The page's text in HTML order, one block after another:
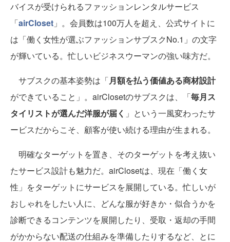
バイスが受けられるファッションレンタルサービス
「airCloset 」。会員数は100万人を超え、公式サイトに
は「働く女性が選ぶファッションサブスクNo.1」の文字
が輝いている。忙しいビジネスウーマンの強い味方だ。
サブスクの基本姿勢は「月額を払う価値ある商材設計
ができていること」。airClosetのサブスクは、「毎月ス
タイリストが選んだ洋服が届く 」という一風変わったサ
ービスだからこそ、顧客が使い続ける理由が生まれる。
明確なターゲットを置き、そのターゲットを考え抜い
たサービス設計も魅力だ。airClosetは、現在「働く女
性」をターゲットにサービスを展開している。忙しいが
おしゃれをしたい人に、どんな服が好きか・似合うかを
診断できるコンテンツを展開したり、受取・返却の手間
がかからない配送の仕組みを準備したりするなど、とに